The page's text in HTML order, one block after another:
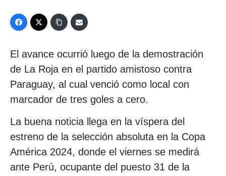
El avance ocurrió luego de la demostración
de La Roja en el partido amistoso contra
Paraguay, al cual venció como local con
marcador de tres goles a cero.
La buena noticia llega en la víspera del
estreno de la selección absoluta en la Copa
América 2024, donde el viernes se medirá
ante Perú, ocupante del puesto 31 de la